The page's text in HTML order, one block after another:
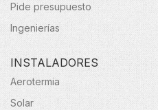
Pide presupuesto
Ingenierías
INSTALADORES
Aerotermia
Solar